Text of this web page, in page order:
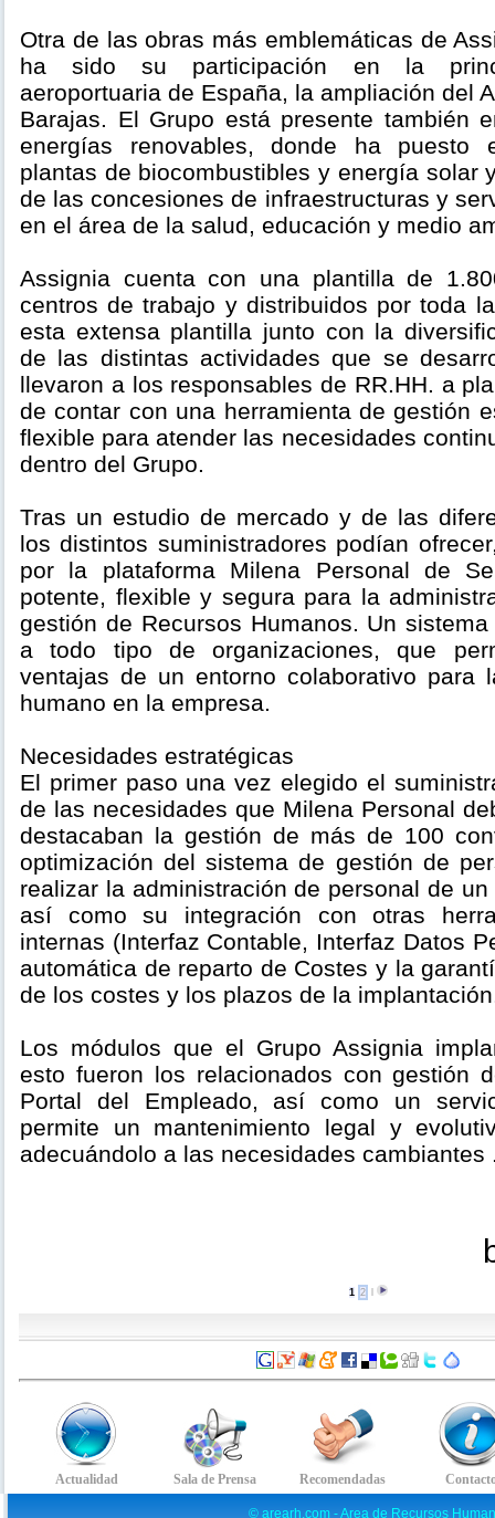
Otra de las obras más emblemáticas de
ha sido su participación en la
aeroportuaria de España, la ampliación del
Barajas. El Grupo está presente también
energías renovables, donde ha puesto
plantas de biocombustibles y energía solar
de las concesiones de infraestructuras y
en el área de la salud, educación y medio
Assignia cuenta con una plantilla de
centros de trabajo y distribuidos por toda
esta extensa plantilla junto con la
de las distintas actividades que se
llevaron a los responsables de RR.HH. a
de contar con una herramienta de gestión
flexible para atender las necesidades
dentro del Grupo.
Tras un estudio de mercado y de las
los distintos suministradores podían
por la plataforma Milena Personal de
potente, flexible y segura para la
gestión de Recursos Humanos. Un
a todo tipo de organizaciones, que
ventajas de un entorno colaborativo para
humano en la empresa.
Necesidades estratégicas
El primer paso una vez elegido el
de las necesidades que Milena Personal
destacaban la gestión de más de 100
optimización del sistema de gestión de
realizar la administración de personal de
así como su integración con otras
internas (Interfaz Contable, Interfaz Datos
automática de reparto de Costes y la
de los costes y los plazos de la
Los módulos que el Grupo Assignia
esto fueron los relacionados con gestión
Portal del Empleado, así como un
permite un mantenimiento legal y
adecuándolo a las necesidades
1 2
© arearh.com - Area de Recursos